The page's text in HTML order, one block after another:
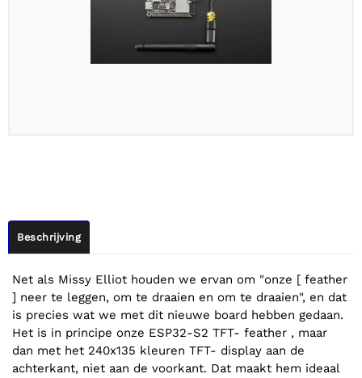
Beschrijving
Net als Missy Elliot houden we ervan om "onze [ feather
] neer te leggen, om te draaien en om te draaien", en dat
is precies wat we met dit nieuwe board hebben gedaan.
Het is in principe onze ESP32-S2 TFT- feather , maar
dan met het 240x135 kleuren TFT- display aan de
achterkant, niet aan de voorkant. Dat maakt hem ideaal